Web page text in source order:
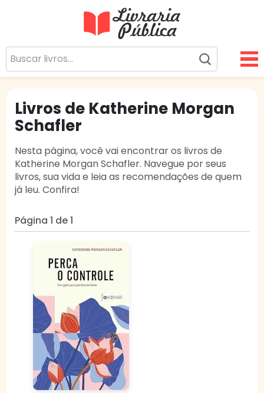
Sua Biblioteca Virtual Gratuita
Livros de Katherine Morgan
Schafler
Nesta página, você vai encontrar os livros de
Katherine Morgan Schafler. Navegue por seus
livros, sua vida e leia as recomendações de quem
já leu. Confira!
Página 1 de 1